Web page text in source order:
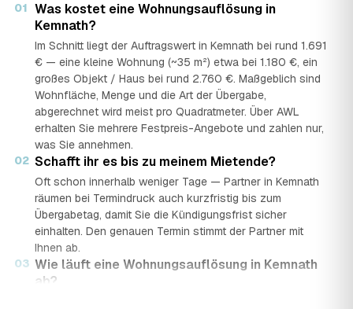
01 Was kostet eine Wohnungsauflösung in
Kemnath?
Im Schnitt liegt der Auftragswert in Kemnath bei rund 1.691
€ — eine kleine Wohnung (~35 m²) etwa bei 1.180 €, ein
großes Objekt / Haus bei rund 2.760 €. Maßgeblich sind
Wohnfläche, Menge und die Art der Übergabe,
abgerechnet wird meist pro Quadratmeter. Über AWL
erhalten Sie mehrere Festpreis-Angebote und zahlen nur,
was Sie annehmen.
02 Schafft ihr es bis zu meinem Mietende?
Oft schon innerhalb weniger Tage — Partner in Kemnath
räumen bei Termindruck auch kurzfristig bis zum
Übergabetag, damit Sie die Kündigungsfrist sicher
einhalten. Den genauen Termin stimmt der Partner mit
Ihnen ab.
03 Wie läuft eine Wohnungsauflösung in Kemnath
ab?